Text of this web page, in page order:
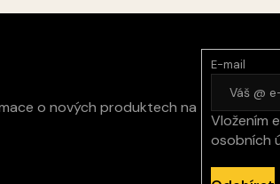
o nových produktech na
E-mail
Vložením
osobních